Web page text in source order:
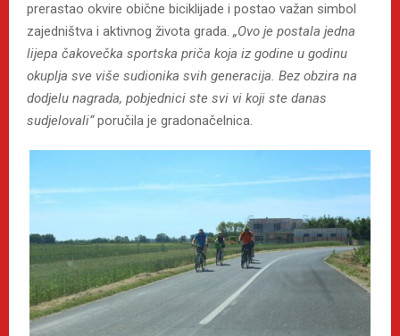
prerastao okvire obične biciklijade i postao važan simbol
zajedništva i aktivnog života grada. „Ovo je postala jedna
lijepa čakovečka sportska priča koja iz godine u godinu
okuplja sve više sudionika svih generacija. Bez obzira na
dodjelu nagrada, pobjednici ste svi vi koji ste danas
sudjelovali“poručila je gradonačelnica.